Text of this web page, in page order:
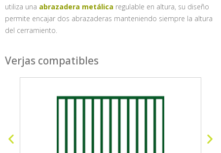
utiliza una abrazadera metálica regulable en altura, su diseño
permite encajar dos abrazaderas manteniendo siempre la altura
del cerramiento.
Verjas compatibles